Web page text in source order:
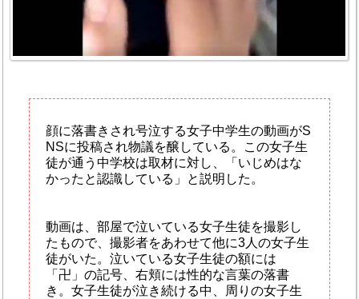
顔に落書きされ号泣する女子中学生の動画がS
NSに投稿され物議を醸している。この女子生
徒が通う中学校は取材に対し、「いじめはな
かったと認識している」と説明した。
動画は、部屋で泣いている女子生徒を撮影し
たもので、撮影者をあわせて他に3人の女子生
徒がいた。泣いている女子生徒の額には
「卍」の記号、右頬には性的な言葉の落書
き。女子生徒が泣き続ける中、周りの女子生